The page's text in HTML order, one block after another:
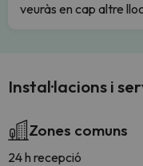
veuràs en cap altre
Instal·lacions i
Zones comuns
24 h recepció